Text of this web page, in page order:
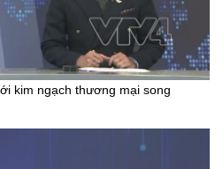
kim ngạch thương mại song